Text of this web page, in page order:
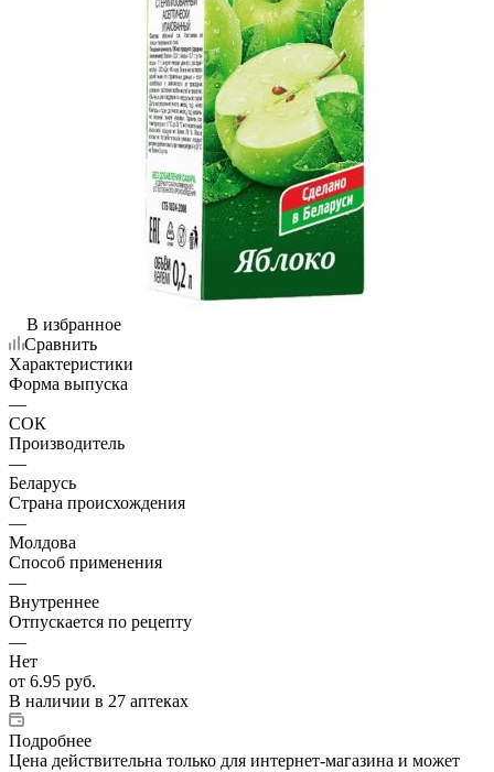
В избранное
Сравнить
Характеристики
Форма выпуска
—
СОК
Производитель
—
Беларусь
Страна происхождения
—
Молдова
Способ применения
—
Внутреннее
Отпускается по рецепту
—
Нет
от 6.95 руб.
В наличии в 27 аптеках
Подробнее
Цена действительна только для интернет-магазина и может